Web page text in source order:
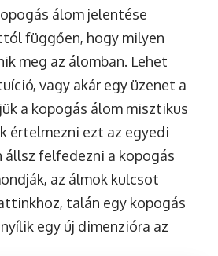
álom jelentése
függően, hogy milyen
meg az álomban. Lehet
vagy akár egy üzenet a
a kopogás álom misztikus
értelmezni ezt az egyedi
állsz felfedezni a kopogás
az álmok kulcsot
talán egy kopogás
egy új dimenzióra az